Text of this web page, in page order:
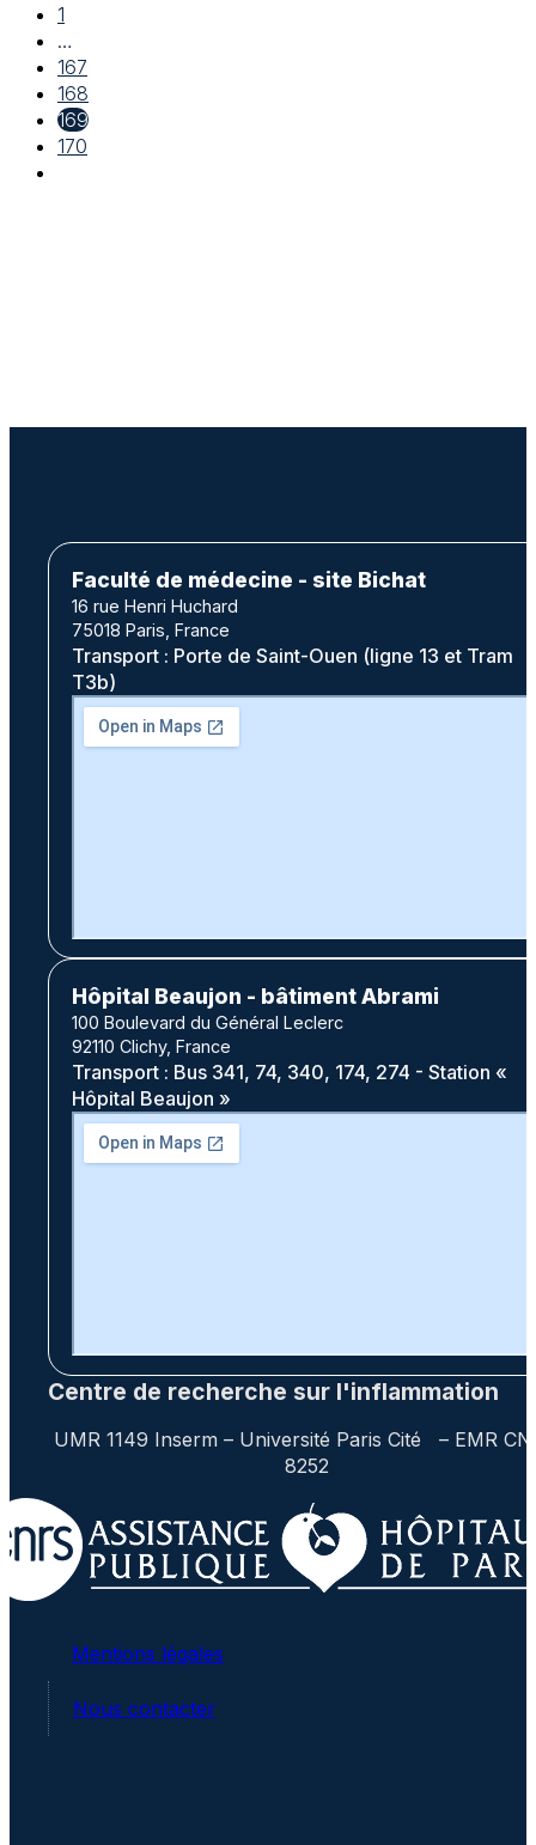
1
…
167
168
169
170
Faculté de médecine - site Bichat
16 rue Henri Huchard
75018 Paris, France
Transport : Porte de Saint-Ouen (ligne 13 et Tram
T3b)
Hôpital Beaujon - bâtiment Abrami
100 Boulevard du Général Leclerc
92110 Clichy, France
Transport : Bus 341, 74, 340, 174, 274 - Station «
Hôpital Beaujon »
Centre de recherche sur l'inflammation
UMR 1149 Inserm – Université Paris Cité – EMR
8252
Mentions légales
Nous contacter